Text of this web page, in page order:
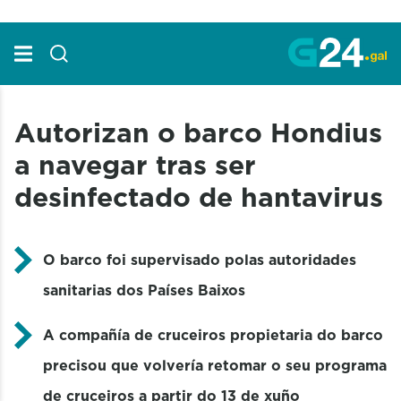
Autorizan o barco Hondius
a navegar tras ser
desinfectado de hantavirus
O barco foi supervisado polas autoridades
sanitarias dos Países Baixos
A compañía de cruceiros propietaria do barco
precisou que volvería retomar o seu programa
de cruceiros a partir do 13 de xuño